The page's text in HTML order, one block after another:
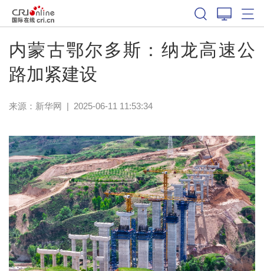
内蒙古鄂尔多斯：纳龙高速公
路加紧建设
来源： 新华网 | 2025-06-11 11:53:34